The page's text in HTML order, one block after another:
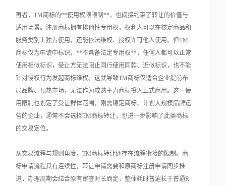
再者，TM商标的**使用权限限制**，也间接约束了转让的价值与
适用场景。注册商标拥有排他性专用权，权利人可以在核定商品和
服务类别上独占使用，还能依法维权、授权许可他人使用。但TM
商标仅为申请中标识，**不具备法定专用权**，任何人都可以正常
使用相似标识，受让方无法阻止同行使用同款、近似标识，也不能
针对侵权行为发起商标维权。这就导致TM商标仅适合企业提前布
局品牌、预热市场，无法作为成熟主力商标投入正式商用。这一使
用限制也划定了受让群体范围，刚需稳定商标、计划大规模品牌运
营的企业，通常不会选择TM商标转让，也进一步影响了此类商标
的交易定位。
从交易流程与规则角度，TM商标转让还存在流程衔接的限制。商
标申请流程具有连续性，转让申请需要和原商标注册申请同步推
进，办理周期会结合原有审查时长而定，整体耗时普遍长于普通R